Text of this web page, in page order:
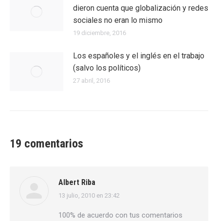
dieron cuenta que globalización y redes
sociales no eran lo mismo
19 diciembre, 2016
Los españoles y el inglés en el trabajo
(salvo los políticos)
27 abril, 2016
19 comentarios
Albert Riba
dice:
13 julio, 2010 en 23:42
100% de acuerdo con tus comentarios